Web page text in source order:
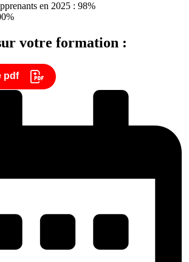
en 2025 : 98%
votre formation :
pdf